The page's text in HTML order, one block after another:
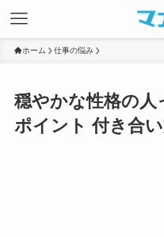
ホーム 仕事の悩み
穏やかな性格の人
ポイント 付き合